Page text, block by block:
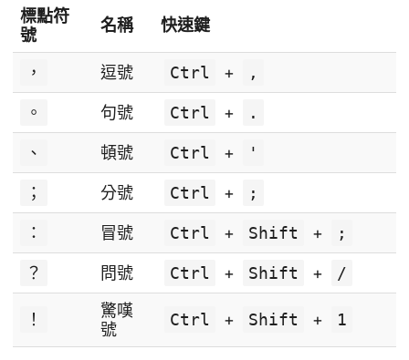
標點符
號
名稱 快速鍵
， 逗號 Ctrl + ,
。 句號 Ctrl + .
、 頓號 Ctrl + '
； 分號 Ctrl + ;
： 冒號 Ctrl + Shift + ;
？ 問號 Ctrl + Shift + /
！
驚嘆
號
Ctrl + Shift + 1